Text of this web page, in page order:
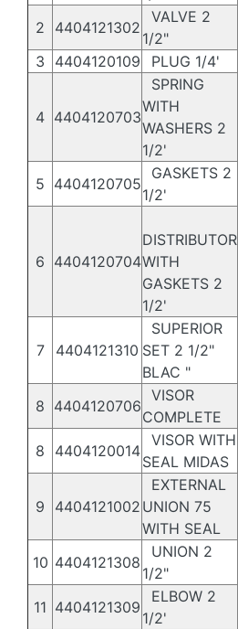
2 4404121302
VALVE 2
1/2"
3
4404120109 PLUG 1/4'
4 4404120703
SPRING
WITH
WASHERS 2
1/2'
5 4404120705
GASKETS 2
1/2'
6 4404120704
DISTRIBUTOR
WITH
GASKETS 2
1/2'
7 4404121310
SUPERIOR
SET 2 1/2"
BLAC "
8 4404120706
VISOR
COMPLETE
8 4404120014
VISOR WITH
SEAL MIDAS
9 4404121002
EXTERNAL
UNION 75
WITH SEAL
10 4404121308
UNION 2
1/2"
11 4404121309
ELBOW 2
1/2'